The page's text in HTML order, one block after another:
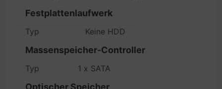
Festplattenlaufwerk
Typ Keine HDD
Massenspeicher-Controller
Typ 1 x SATA
Optischer Speicher